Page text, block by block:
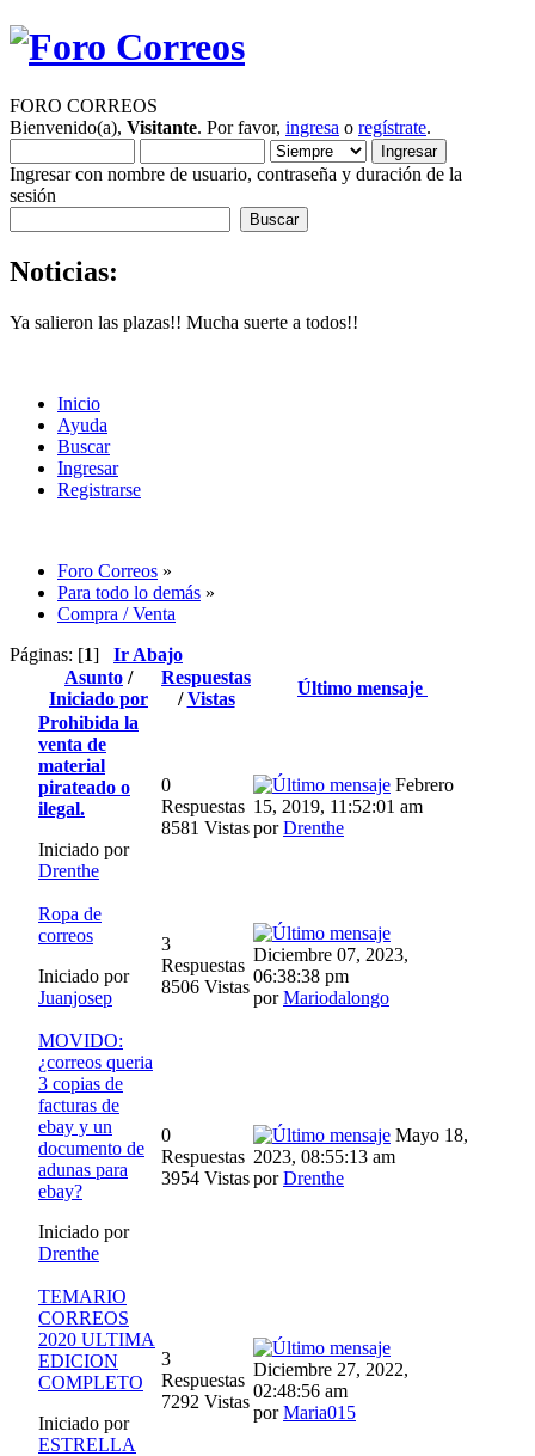
FORO CORREOS
Bienvenido(a), Visitante. Por favor, ingresa o regístrate.
Ingresar con nombre de usuario, contraseña y duración de la
sesión
Noticias:
Ya salieron las plazas!! Mucha suerte a todos!!
Inicio
Ayuda
Buscar
Ingresar
Registrarse
Foro Correos »
Para todo lo demás »
Compra / Venta
Páginas: [1] Ir Abajo
Asunto /
Iniciado por
Respuestas
/Vistas
Último mensaje
Prohibida la
venta de
material
pirateado o
ilegal.
Iniciado por
Drenthe
0
Respuestas
8581 Vistas
Febrero
15, 2019, 11:52:01 am
porDrenthe
Ropa de
correos
Iniciado por
Juanjosep
3
Respuestas
8506 Vistas
Diciembre 07, 2023,
06:38:38 pm
porMariodalongo
MOVIDO:
¿correos queria
3 copias de
facturas de
ebay y un
documento de
adunas para
ebay?
Iniciado por
Drenthe
0
Respuestas
3954 Vistas
Mayo 18,
2023, 08:55:13 am
porDrenthe
TEMARIO
CORREOS
2020 ULTIMA
EDICION
COMPLETO
Iniciado por
ESTRELLA
3
Respuestas
7292 Vistas
Diciembre 27, 2022,
02:48:56 am
porMaria015